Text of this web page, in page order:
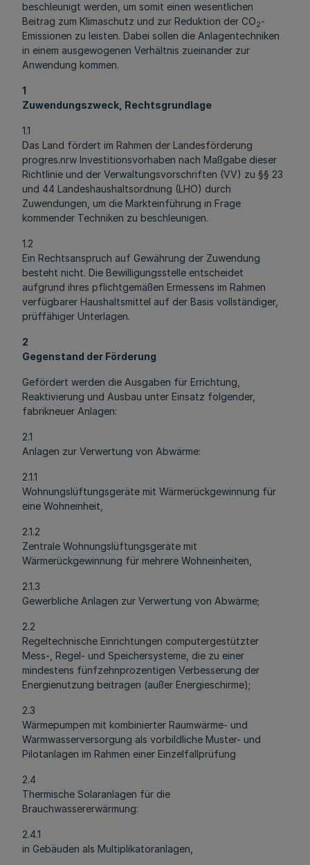
beschleunigt werden, um somit einen wesentlichen
Beitrag zum Klimaschutz und zur Reduktion der CO2-
Emissionen zu leisten. Dabei sollen die Anlagentechniken
in einem ausgewogenen Verhältnis zueinander zur
Anwendung kommen.
1
Zuwendungszweck, Rechtsgrundlage
1.1
Das Land fördert im Rahmen der Landesförderung
progres.nrw Investitionsvorhaben nach Maßgabe dieser
Richtlinie und der Verwaltungsvorschriften (VV) zu §§ 23
und 44 Landeshaushaltsordnung (LHO) durch
Zuwendungen, um die Markteinführung in Frage
kommender Techniken zu beschleunigen.
1.2
Ein Rechtsanspruch auf Gewährung der Zuwendung
besteht nicht. Die Bewilligungsstelle entscheidet
aufgrund ihres pflichtgemäßen Ermessens im Rahmen
verfügbarer Haushaltsmittel auf der Basis vollständiger,
prüffähiger Unterlagen.
2
Gegenstand der Förderung
Gefördert werden die Ausgaben für Errichtung,
Reaktivierung und Ausbau unter Einsatz folgender,
fabrikneuer Anlagen:
2.1
Anlagen zur Verwertung von Abwärme:
2.1.1
Wohnungslüftungsgeräte mit Wärmerückgewinnung für
eine Wohneinheit,
2.1.2
Zentrale Wohnungslüftungsgeräte mit
Wärmerückgewinnung für mehrere Wohneinheiten,
2.1.3
Gewerbliche Anlagen zur Verwertung von Abwärme;
2.2
Regeltechnische Einrichtungen computergestützter
Mess-, Regel- und Speichersysteme, die zu einer
mindestens fünfzehnprozentigen Verbesserung der
Energienutzung beitragen (außer Energieschirme);
2.3
Wärmepumpen mit kombinierter Raumwärme- und
Warmwasserversorgung als vorbildliche Muster- und
Pilotanlagen im Rahmen einer Einzelfallprüfung
2.4
Thermische Solaranlagen für die
Brauchwassererwärmung:
2.4.1
in Gebäuden als Multiplikatoranlagen,